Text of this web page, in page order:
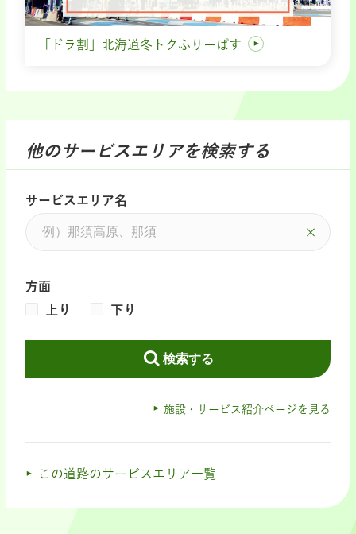
「ドラ割」北海道冬トクふりーぱす
他のサービスエリアを検索する
サービスエリア名
方面
上り
下り
検索する
施設・サービス紹介ページを見る
この道路のサービスエリア一覧